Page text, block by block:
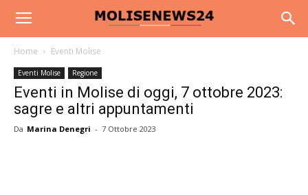
Home Eventi Molise
Eventi Molise Regione
Eventi in Molise di oggi, 7 ottobre 2023:
sagre e altri appuntamenti
Da Marina Denegri - 7 Ottobre 2023